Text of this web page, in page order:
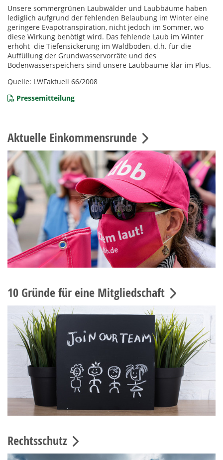
Unsere sommergrünen Laubwälder und Laubbäume haben
lediglich aufgrund der fehlenden Belaubung im Winter eine
geringere Evapotranspiration, nicht jedoch im Sommer, wo
diese Wirkung benötigt wird. Das fehlende Laub im Winter
erhöht die Tiefensickerung im Waldboden, d.h. für die
Auffüllung der Grundwasservorräte und des
Bodenwasserspeichers sind unsere Laubbäume klar im Plus.
Quelle: LWFaktuell 66/2008
Pressemitteilung
Aktuelle Einkommensrunde
10 Gründe für eine Mitgliedschaft
Rechtsschutz